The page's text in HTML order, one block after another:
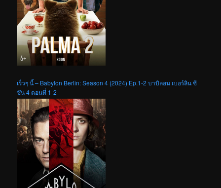
เร็วๆ นี้ – Babylon Berlin: Season 4 (2024) Ep.1-2 บาบิลอน เบอร์ลิน ซี
ซัน 4 ตอนที่ 1-2